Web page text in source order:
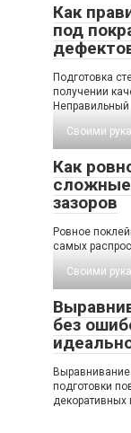
Как
под
Подготовка
получении
Неправильный
Своими
Как
сложные
зазоров
Ровное
самых
Своими
без
подготовки
декоративных